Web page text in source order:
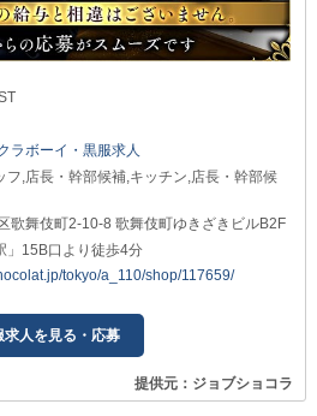
ラボーイ・黒服求人
フ,店長・幹部候補,キッチン,店長・幹部候
歌舞伎町2-10-8 歌舞伎町ゆきざきビルB2F
」15B口より徒歩4分
tokyo/a_110/shop/117659/
求人を見る・応募
提供元：ジョブショコラ